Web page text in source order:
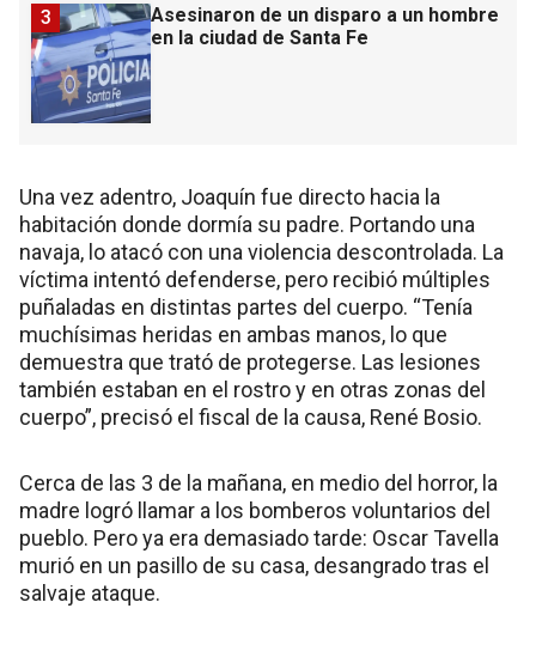
Asesinaron de un disparo a un hombre
en la ciudad de Santa Fe
3
Una vez adentro, Joaquín fue directo hacia la
habitación donde dormía su padre. Portando una
navaja, lo atacó con una violencia descontrolada. La
víctima intentó defenderse, pero recibió múltiples
puñaladas en distintas partes del cuerpo. “Tenía
muchísimas heridas en ambas manos, lo que
demuestra que trató de protegerse. Las lesiones
también estaban en el rostro y en otras zonas del
cuerpo”, precisó el fiscal de la causa, René Bosio.
Cerca de las 3 de la mañana, en medio del horror, la
madre logró llamar a los bomberos voluntarios del
pueblo. Pero ya era demasiado tarde: Oscar Tavella
murió en un pasillo de su casa, desangrado tras el
salvaje ataque.